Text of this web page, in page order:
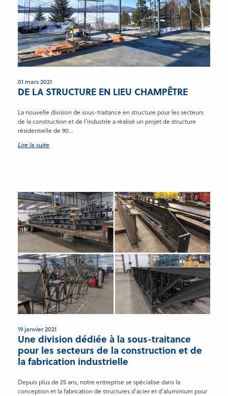
01 mars 2021
DE LA STRUCTURE EN LIEU CHAMPÊTRE
La nouvelle division de sous-traitance en structure pour les secteurs
de la construction et de l’industrie a réalisé un projet de structure
résidentielle de 90...
Lire la suite
19 janvier 2021
Une division dédiée à la sous-traitance
pour les secteurs de la construction et de
la fabrication industrielle
Depuis plus de 25 ans, notre entreprise se spécialise dans la
conception et la fabrication de structures d’acier et d’aluminium pour